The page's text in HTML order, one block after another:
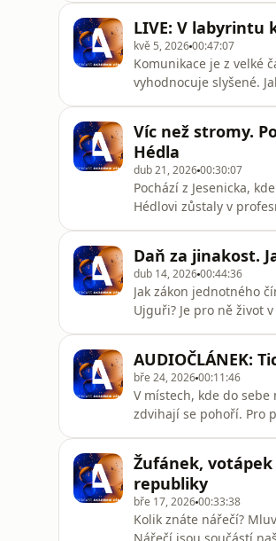
všechno mus
LIVE: V labyrintu
kvě 5, 202600:47:07
Komunikace je z velké
vyhodnocuje slyšené.
Svobodou a Natálií Ki
Víc než stromy.
Hédla
dub 21, 202600:30:07
Pochází z Jesenicka,
Hédlovi zůstaly v
ekosystémů,
vědecké činnosti se
Daň za jinakost.
dub 14, 202600:44:36
Jak zákon jednotného
Ujguři? Je pro ně život
pozvali expertku na
zaměřuje na Východní
AUDIOČLÁNEK:
bře 24, 202600:11:46
V místech, kde do sebe
zdvihají se pohoří. Pro
na tektonické pohyby
A / Mag
Žufánek,
republiky
bře 17, 202600:33:38
Kolik znáte nářečí?